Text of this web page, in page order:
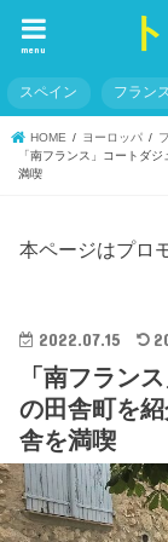
menu
スペイン フランス
HOME ヨーロッパ
「南フランス」コートダ
満喫
本ページはプロ
2022.07.15
「南フラン
の田舎町を
舎を満喫